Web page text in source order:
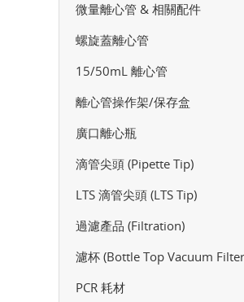
微量離心管 & 相關配件
螺旋蓋離心管
15/50mL 離心管
離心管操作架/保存盒
廣口離心瓶
滴管尖頭 (Pipette Tip)
LTS 滴管尖頭 (LTS Tip)
過濾產品 (Filtration)
濾杯 (Bottle Top Vacuum
PCR 耗材